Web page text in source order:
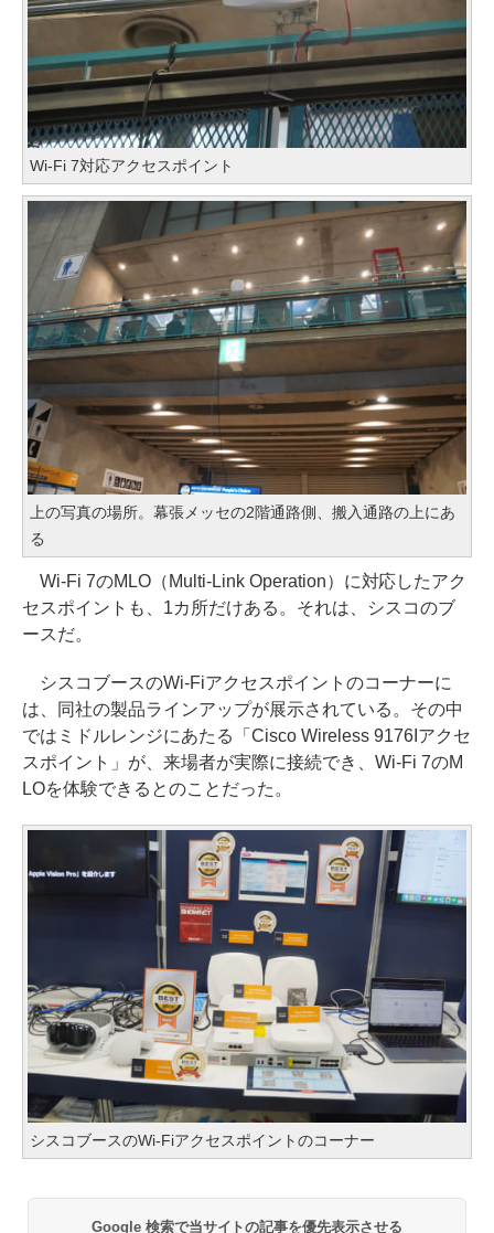
Wi-Fi 7対応アクセスポイント
上の写真の場所。幕張メッセの2階通路側、搬入通路の上にあ
る
Wi-Fi 7のMLO（Multi-Link Operation）に対応したアク
セスポイントも、1カ所だけある。それは、シスコのブ
ースだ。
シスコブースのWi-Fiアクセスポイントのコーナーに
は、同社の製品ラインアップが展示されている。その中
ではミドルレンジにあたる「Cisco Wireless 9176Iアクセ
スポイント」が、来場者が実際に接続でき、Wi-Fi 7のM
LOを体験できるとのことだった。
シスコブースのWi-Fiアクセスポイントのコーナー
Google 検索で当サイトの記事を優先表示させる